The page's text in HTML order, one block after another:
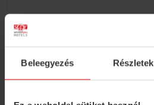
Beleegyezés Részletek